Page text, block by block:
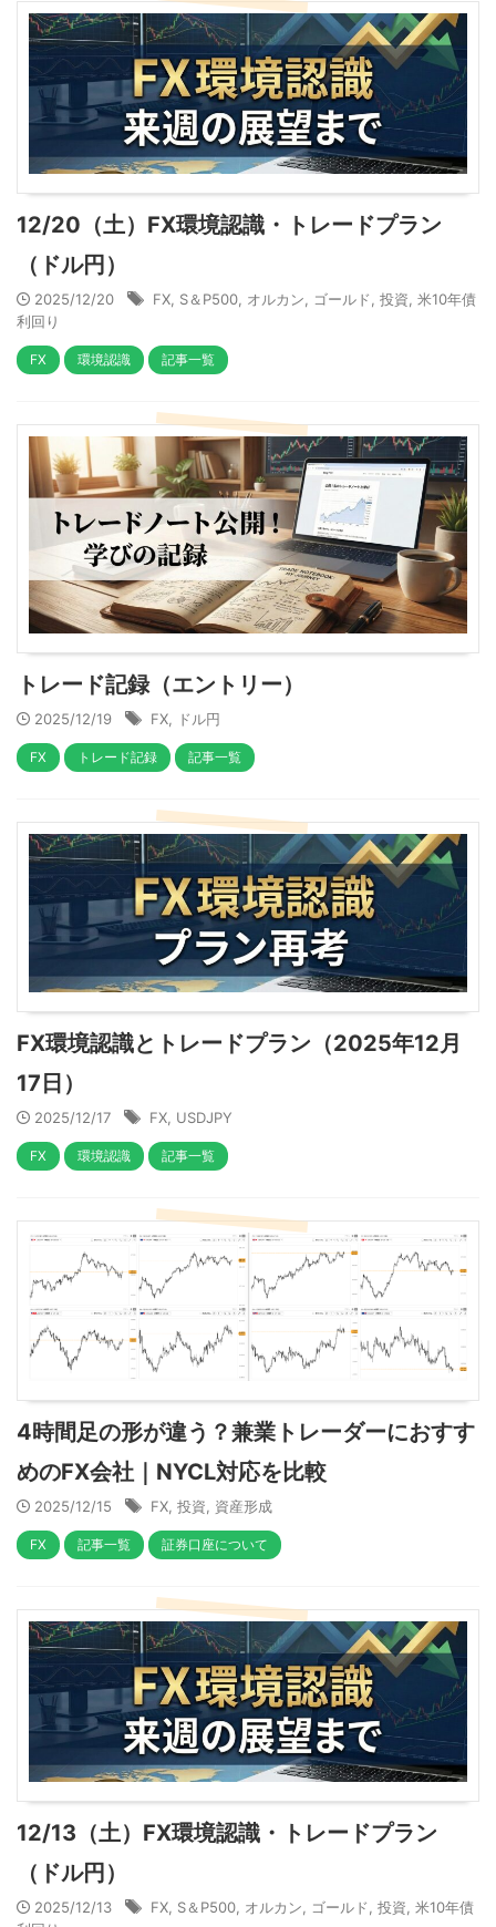
12/20（土）FX環境認識・トレードプラン
（ドル円）
2025/12/20 FX S＆P500 オルカン ゴールド 投資 米10年債
利回り
FX 環境認識 記事一覧
トレード記録（エントリー）
2025/12/19 FX, ドル円
FX トレード記録 記事一覧
FX環境認識とトレードプラン（2025年12月
17日）
2025/12/17 FX, USDJPY
FX 環境認識 記事一覧
4時間足の形が違う？兼業トレーダーにおすす
めのFX会社｜NYCL対応を比較
2025/12/15 FX, 投資, 資産形成
FX 記事一覧 証券口座について
12/13（土）FX環境認識・トレードプラン
（ドル円）
2025/12/13 FX, S＆P500, オルカン, ゴールド, 投資, 米10年債